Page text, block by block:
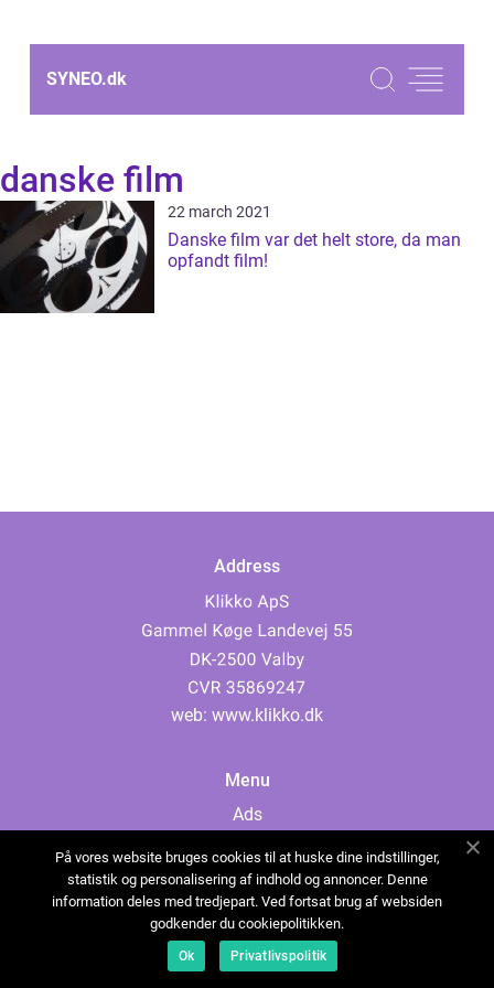
SYNEO.dk
danske film
22 march 2021
Danske film var det helt store, da man
opfandt film!
Address
web: www.klikko.dk
Menu
Ads
Cookies
Contact
Sitemap
På vores website bruges cookies til at huske dine indstillinger,
statistik og personalisering af indhold og annoncer. Denne
information deles med tredjepart. Ved fortsat brug af websiden
godkender du cookiepolitikken.
Ok Privatlivspolitik